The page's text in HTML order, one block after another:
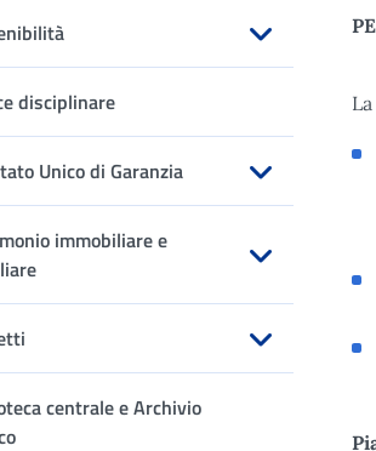
Apri sottomenu
disciplinare
Unico di Garanzia
Apri sottomenu
immobiliare e
Apri sottomenu
Apri sottomenu
centrale e Archivio